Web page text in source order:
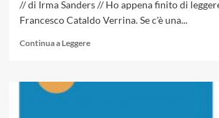
// di Irma Sanders // Ho appena finito di
Francesco Cataldo Verrina. Se c'è una...
Continua a LeggereLeggi
su